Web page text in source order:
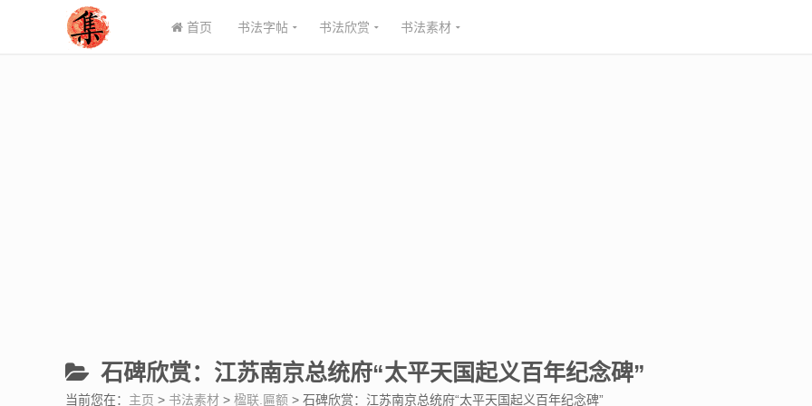
首页 书法字帖 书法欣赏 书法素材
石碑欣赏：江苏南京总统府“太平天国起义百年纪念碑”
当前您在： 主页 > 书法素材 > 楹联.匾额 > 石碑欣赏：江苏南京总统府“太平天国起义百年纪念碑”